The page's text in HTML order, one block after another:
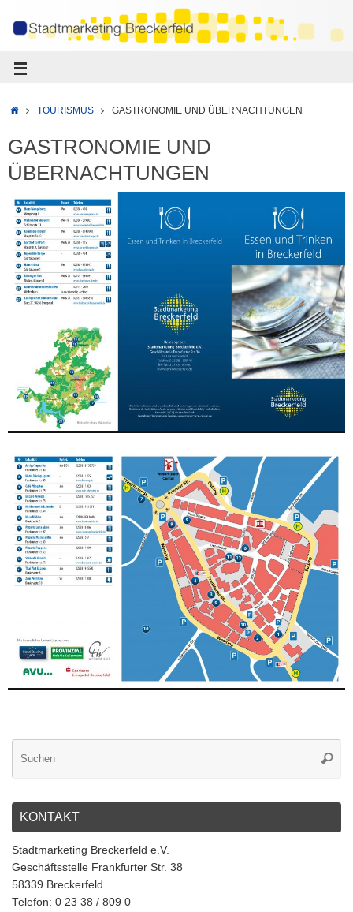
TOURISMUS GASTRONOMIE UND ÜBERNACHTUNGEN
GASTRONOMIE UND
ÜBERNACHTUNGEN
KONTAKT
Stadtmarketing Breckerfeld e.V.
Geschäftsstelle Frankfurter Str. 38
58339 Breckerfeld
Telefon: 0 23 38 / 809 0